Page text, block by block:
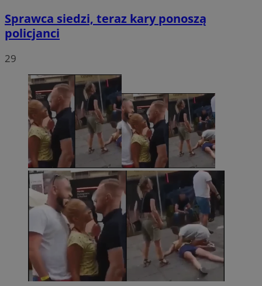
Sprawca siedzi, teraz kary ponoszą
policjanci
29